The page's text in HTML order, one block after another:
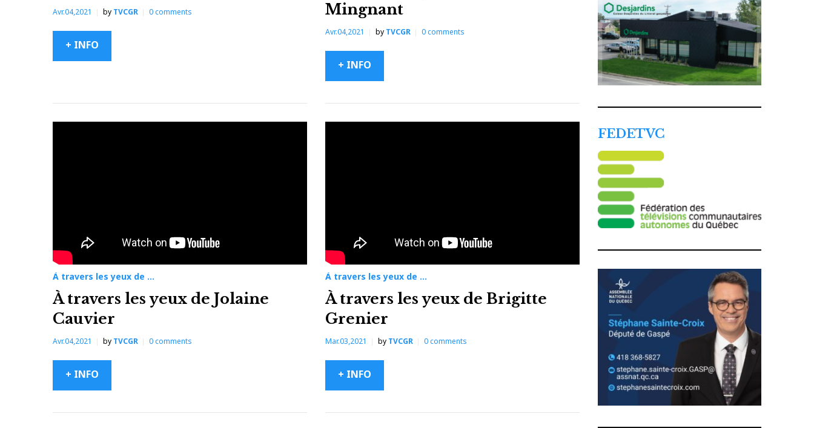
Avr.04,2021 by TVCGR 0comments
+ INFO
Mingnant
Avr.04,2021 by TVCGR 0comments
+ INFO
À travers les yeux de ...
À travers les yeux de Jolaine
Cauvier
Avr.04,2021 by TVCGR 0comments
+ INFO
À travers les yeux de ...
À travers les yeux de Brigitte
Grenier
Mar.03,2021 by TVCGR 0comments
+ INFO
FEDETVC